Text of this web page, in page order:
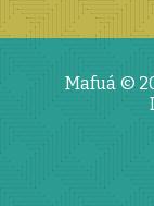
Mafuá ©